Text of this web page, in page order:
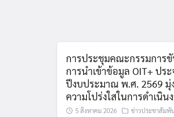
การประชุมคณะกรรมการ
การนำเข้าข้อมูล OIT+ ประ
ปีงบประมาณ พ.ศ. 2569 มุ่
ความโปร่งใสในการดำเนิน
5 สิงหาคม 2026
ข่าวประชาสัมพั